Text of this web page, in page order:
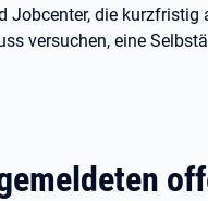
Jobcenter, die
versuchen, eine